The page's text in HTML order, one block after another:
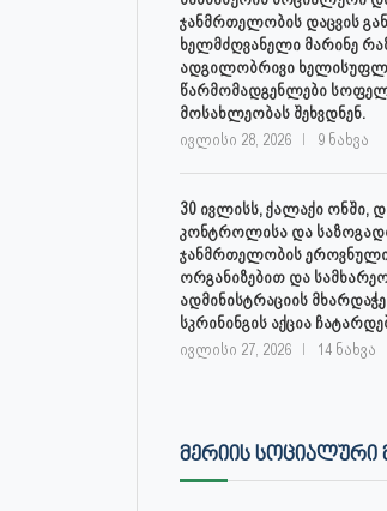
ჯანმრთელობის დაცვის
ხელმძღვანელი მარინე
ადგილობრივი
წარმომადგენლები
მოსახლეობას შეხვდნენ.
ივლისი 28, 2026 9 ნახვა
30 ივლისს, ქალაქი ონში,
კონტროლისა და
ჯანმრთელობის ეროვნული
ორგანიზებით და
ადმინისტრაციის
სკრინინგის აქცია
ივლისი 27, 2026 14 ნახვა
ᲛᲔᲠᲘᲘᲡ ᲡᲝᲪᲘᲐᲚᲣᲠᲘ